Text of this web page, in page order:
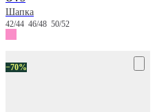
Шапка
42/44 46/48 50/52
−70%